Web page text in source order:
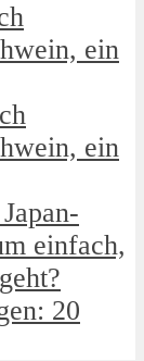
ein
ein
einfach,
20